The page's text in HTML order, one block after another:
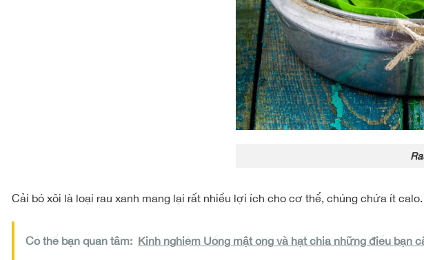
Cải bó xôi là loại rau xanh mang lại rất nhiều lợi ích cho cơ thể, chúng chứa ít
Có thể bạn quan tâm: Kinh nghiệm Uống mật ong và hạt chia những điều bạn